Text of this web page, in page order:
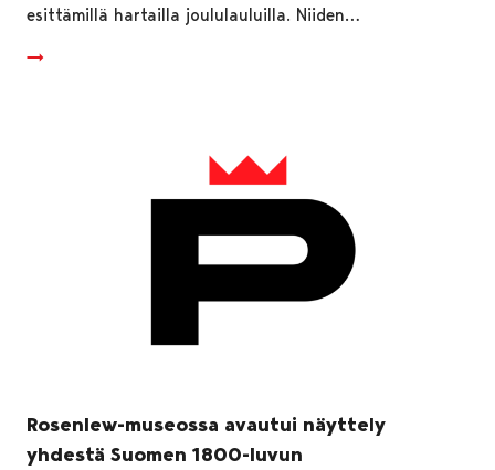
esittämillä hartailla joululauluilla. Niiden…
Rosenlew-museossa avautui näyttely
yhdestä Suomen 1800-luvun